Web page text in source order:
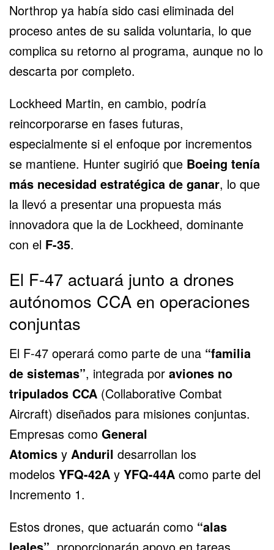
Northrop ya había sido casi eliminada del
proceso antes de su salida voluntaria, lo que
complica su retorno al programa, aunque no lo
descarta por completo.
Lockheed Martin, en cambio, podría
reincorporarse en fases futuras,
especialmente si el enfoque por incrementos
se mantiene. Hunter sugirió que Boeing tenía
más necesidad estratégica de ganar, lo que
la llevó a presentar una propuesta más
innovadora que la de Lockheed, dominante
con el F-35.
El F-47 actuará junto a drones
autónomos CCA en operaciones
conjuntas
El F-47 operará como parte de una “familia
de sistemas”, integrada por aviones no
tripulados CCA (Collaborative Combat
Aircraft) diseñados para misiones conjuntas.
Empresas como General
Atomics y Anduril desarrollan los
modelos YFQ-42A y YFQ-44A como parte del
Incremento 1.
Estos drones, que actuarán como “alas
leales” , proporcionarán apoyo en tareas